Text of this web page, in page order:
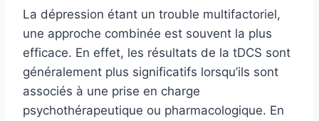
La dépression étant un trouble multifactoriel,
une approche combinée est souvent la plus
efficace. En effet, les résultats de la tDCS sont
généralement plus significatifs lorsqu’ils sont
associés à une prise en charge
psychothérapeutique ou pharmacologique. En